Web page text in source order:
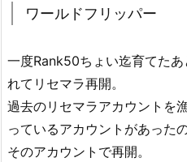
ワールドフリッパー
一度Rank50ちょい迄育てた
れてリセマラ再開。
過去のリセマラアカウントを
っているアカウントがあったの
そのアカウントで再開。